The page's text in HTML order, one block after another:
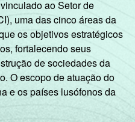
ao Setor de
uma das cinco áreas da
os objetivos estratégicos
fortalecendo seus
de sociedades da
O escopo de atuação do
e os países lusófonos da